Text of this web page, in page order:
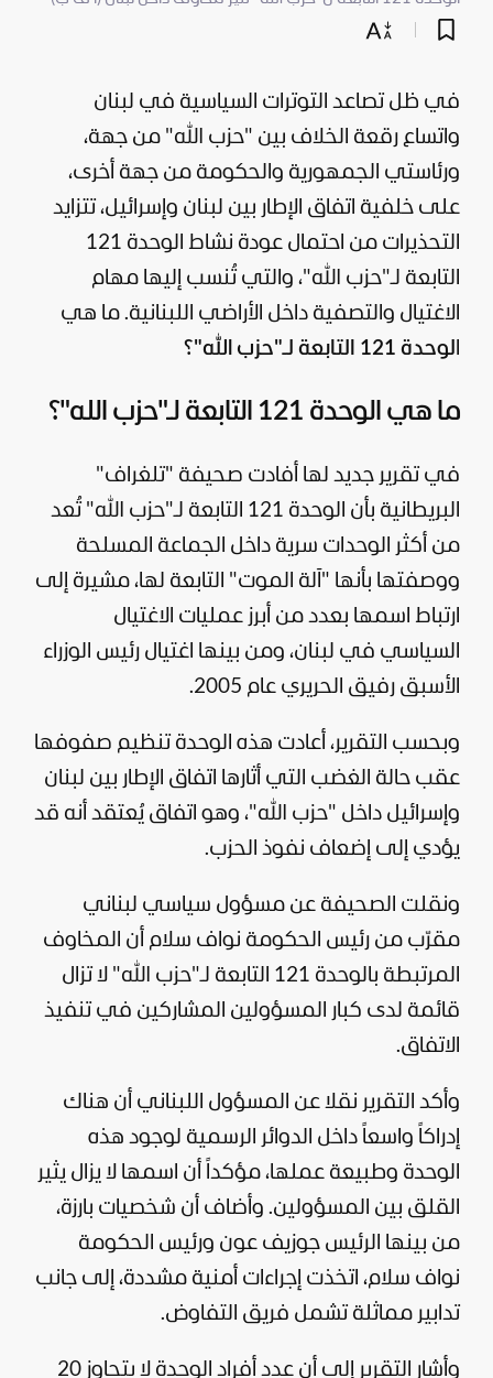
في ظل تصاعد التوترات السياسية في لبنان
واتساع رقعة الخلاف بين "حزب الله" من جهة،
ورئاستي الجمهورية والحكومة من جهة أخرى،
على خلفية اتفاق الإطار بين لبنان وإسرائيل، تتزايد
التحذيرات من احتمال عودة نشاط الوحدة 121
التابعة لـ"حزب الله"، والتي تُنسب إليها مهام
الاغتيال والتصفية داخل الأراضي اللبنانية. ما هي
لوحدة 121 التابعة لـ"حزب الله"؟
ما هي الوحدة 121 التابعة لـ"حزب الله"؟
في تقرير جديد لها أفادت صحيفة "تلغراف"
البريطانية بأن الوحدة 121 التابعة لـ"حزب الله" تُعد
من أكثر الوحدات سرية داخل الجماعة المسلحة
ووصفتها بأنها "آلة الموت" التابعة لها، مشيرة إلى
ارتباط اسمها بعدد من أبرز عمليات الاغتيال
السياسي في لبنان، ومن بينها اغتيال رئيس الوزراء
الأسبق رفيق الحريري عام 2005.
وبحسب التقرير، أعادت هذه الوحدة تنظيم صفوفها
عقب حالة الغضب التي أثارها اتفاق الإطار بين لبنان
وإسرائيل داخل "حزب الله"، وهو اتفاق يُعتقد أنه قد
يؤدي إلى إضعاف نفوذ الحزب.
ونقلت الصحيفة عن مسؤول سياسي لبناني
مقرّب من رئيس الحكومة نواف سلام أن المخاوف
المرتبطة بالوحدة 121 التابعة لـ"حزب الله" لا تزال
قائمة لدى كبار المسؤولين المشاركين في تنفيذ
الاتفاق.
وأكد التقرير نقلا عن المسؤول اللبناني أن هناك
إدراكاً واسعاً داخل الدوائر الرسمية لوجود هذه
الوحدة وطبيعة عملها، مؤكداً أن اسمها لا يزال يثير
القلق بين المسؤولين. وأضاف أن شخصيات بارزة،
من بينها الرئيس جوزيف عون ورئيس الحكومة
نواف سلام، اتخذت إجراءات أمنية مشددة، إلى جانب
تدابير مماثلة تشمل فريق التفاوض.
وأشار التقرير إلى أن عدد أفراد الوحدة لا يتجاوز 20